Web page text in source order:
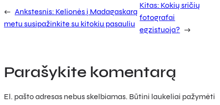
← Ankstesnis: Kelionės į Madagaskarą
metu susipažinkite su kitokiu pasauliu
Kitas: Kokių sričių
fotografai
egzistuoja? →
Parašykite komentarą
El. pašto adresas nebus skelbiamas. Būtini laukeliai pažymėti